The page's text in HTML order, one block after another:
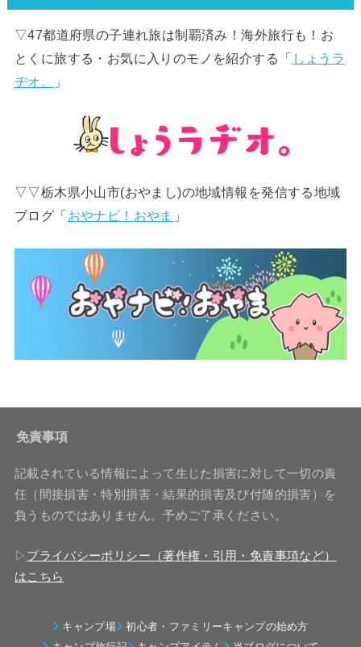
▽47都道府県の子連れ旅は制覇済み！海外旅行も！お
とくに旅する・お気に入りのモノを紹介する「 しょうラ
ヂオ。
」
▽▽栃木県小山市(おやまし)の地域情報を発信する地域
ブログ「おやナビ！おやま 」
免責事項
記載されている情報によって生じた損害に対して一切の責
任（間接損害・特別損害・結果的損害及び付随的損害）を
負うものではありません。予めご了承ください。
▷ プライバシーポリシー（著作権・引用・免責事項など）
はこちら
キャンプ場
初心者・ファミリーキャンプの始め方